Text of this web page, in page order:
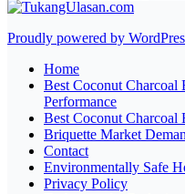
Proudly powered by
Home
Best Coconut
Performance
Best Coconut
Briquette Market
Contact
Environmentally Safe
Privacy Policy